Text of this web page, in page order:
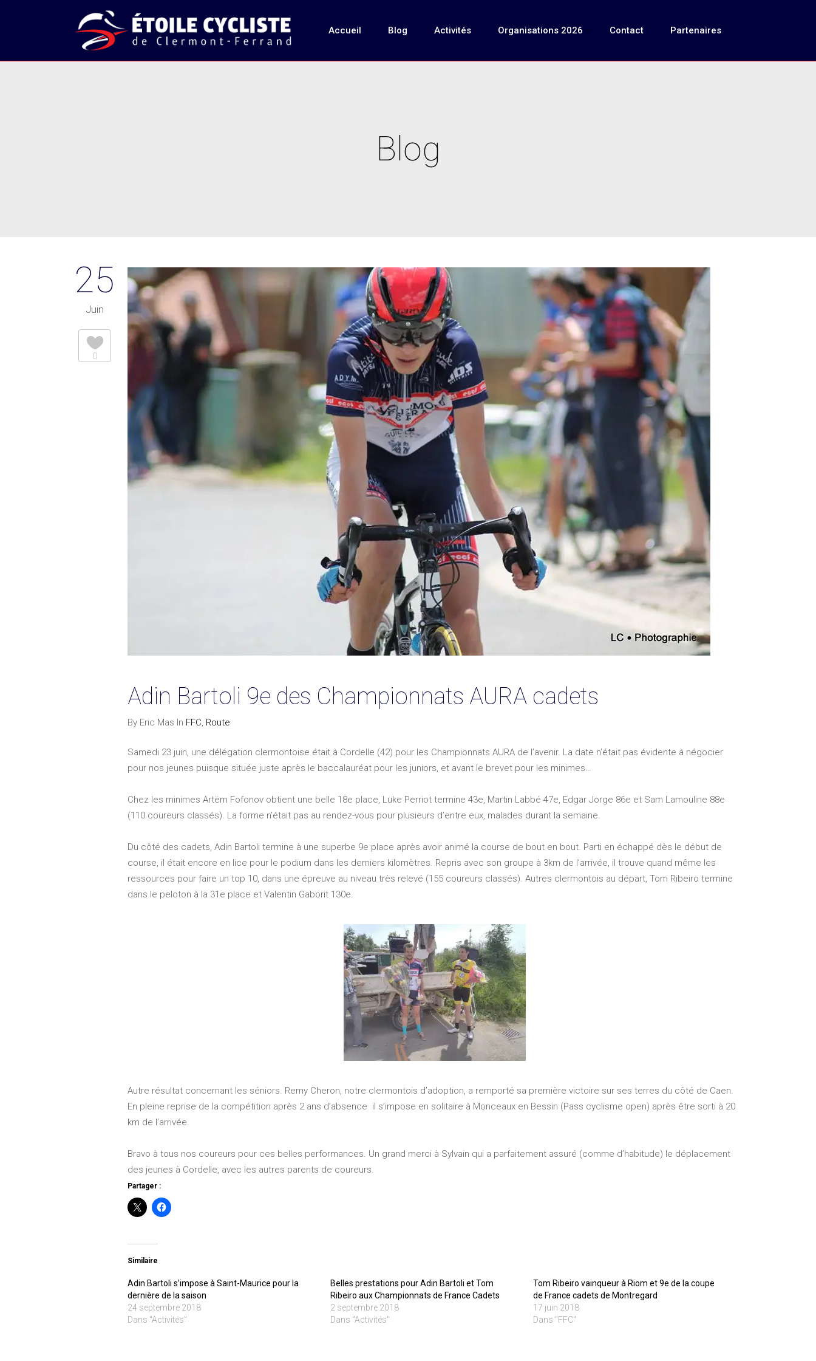
Accueil Blog Activités Organisations 2026 Contact Partenaires
Blog
25
Juin
0
Adin Bartoli 9e des Championnats AURA cadets
By Eric Mas In FFC, Route
Samedi 23 juin, une délégation clermontoise était à Cordelle (42) pour les Championnats AURA de l’avenir. La date n’était pas évidente à négocier
pour nos jeunes puisque située juste après le baccalauréat pour les juniors, et avant le brevet pour les minimes…
Chez les minimes Artëm Fofonov obtient une belle 18e place, Luke Perriot termine 43e, Martin Labbé 47e, Edgar Jorge 86e et Sam Lamouline 88e
(110 coureurs classés). La forme n’était pas au rendez-vous pour plusieurs d’entre eux, malades durant la semaine.
Du côté des cadets, Adin Bartoli termine à une superbe 9e place après avoir animé la course de bout en bout. Parti en échappé dès le début de
course, il était encore en lice pour le podium dans les derniers kilomètres. Repris avec son groupe à 3km de l’arrivée, il trouve quand même les
ressources pour faire un top 10, dans une épreuve au niveau très relevé (155 coureurs classés). Autres clermontois au départ, Tom Ribeiro termine
dans le peloton à la 31e place et Valentin Gaborit 130e.
Autre résultat concernant les séniors. Remy Cheron, notre clermontois d’adoption, a remporté sa première victoire sur ses terres du côté de Caen.
En pleine reprise de la compétition après 2 ans d’absence il s’impose en solitaire à Monceaux en Bessin (Pass cyclisme open) après être sorti à 20
km de l’arrivée.
Bravo à tous nos coureurs pour ces belles performances. Un grand merci à Sylvain qui a parfaitement assuré (comme d’habitude) le déplacement
des jeunes à Cordelle, avec les autres parents de coureurs.
Partager :
Similaire
Adin Bartoli s’impose à Saint-Maurice pour la
dernière de la saison
24 septembre 2018
Dans "Activités"
Belles prestations pour Adin Bartoli et Tom
Ribeiro aux Championnats de France Cadets
2 septembre 2018
Dans "Activités"
Tom Ribeiro vainqueur à Riom et 9e de la coupe
de France cadets de Montregard
17 juin 2018
Dans "FFC"